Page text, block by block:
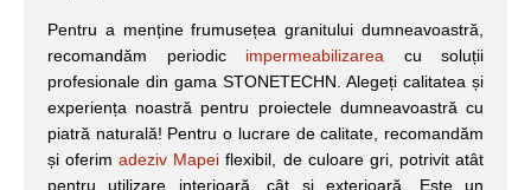
Pentru a menține frumusețea granitului dumneavoastră,
recomandăm periodic impermeabilizarea cu soluții
profesionale din gama STONETECHN. Alegeți calitatea și
experiența noastră pentru proiectele dumneavoastră cu
piatră naturală! Pentru o lucrare de calitate, recomandăm
și oferimadeziv Mapei flexibil, de culoare gri, potrivit atât
pentru utilizare interioară, cât și exterioară. Este un